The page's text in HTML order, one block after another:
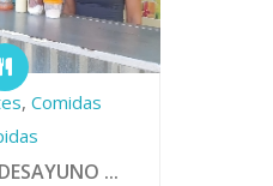
, Comidas
...